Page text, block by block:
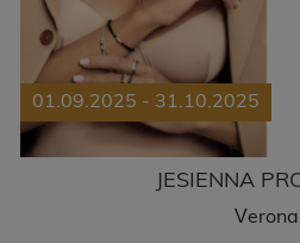
01.09.2025 - 31.10.2025
JESIENNA
Verona